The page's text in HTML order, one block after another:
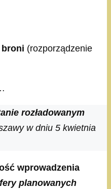
broni (rozporządzenie
rozładowanym
w dniu 5 kwietnia
wprowadzenia
planowanych